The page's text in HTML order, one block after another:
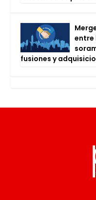
entre
fusio­nes y